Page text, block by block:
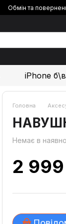
Обмін та
iPhone б\в
Головна
Немає в
2 999